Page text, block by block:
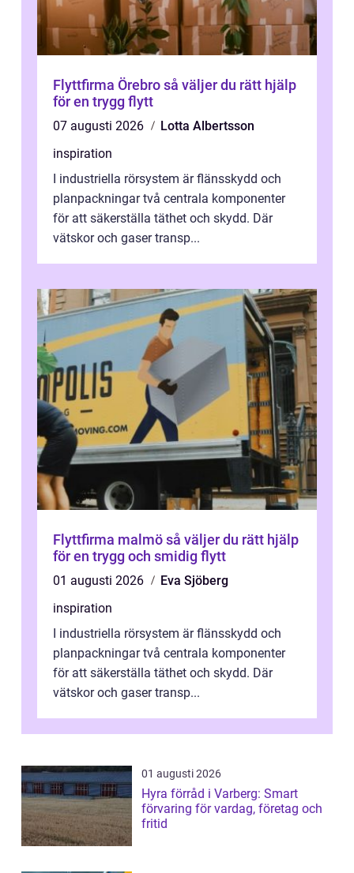
Flyttfirma Örebro så väljer du rätt hjälp
för en trygg flytt
07 augusti 2026
Lotta Albertsson
inspiration
I industriella rörsystem är flänsskydd och
planpackningar två centrala komponenter
för att säkerställa täthet och skydd. Där
vätskor och gaser transp...
Flyttfirma malmö så väljer du rätt hjälp
för en trygg och smidig flytt
01 augusti 2026
Eva Sjöberg
inspiration
I industriella rörsystem är flänsskydd och
planpackningar två centrala komponenter
för att säkerställa täthet och skydd. Där
vätskor och gaser transp...
01 augusti 2026
Hyra förråd i Varberg: Smart
förvaring för vardag, företag och
fritid